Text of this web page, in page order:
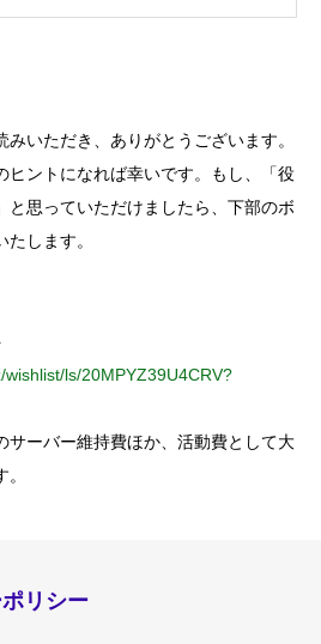
いただき、ありがとうございます。
ヒントになれば幸いです。もし、「役
と思っていただけましたら、下部のボ
します。
ls/20MPYZ39U4CRV?
サーバー維持費ほか、活動費として大
リシー